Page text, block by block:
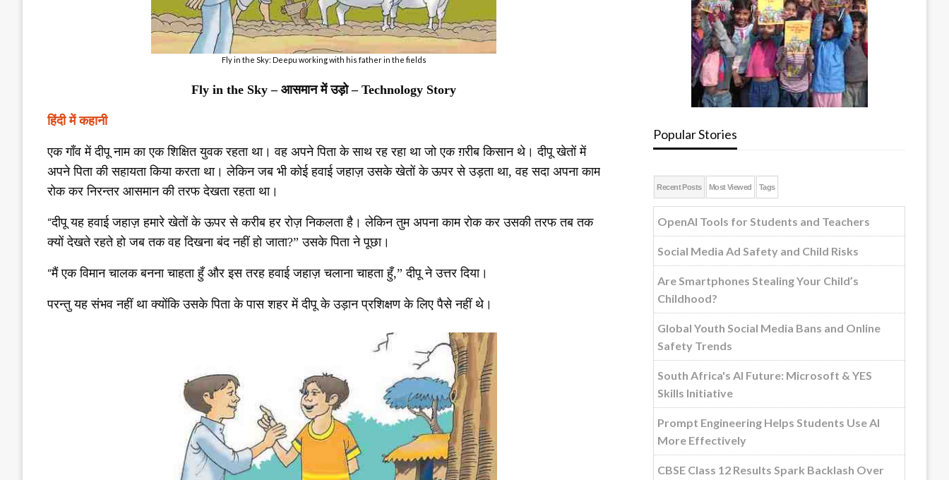
Fly in the Sky: Deepu working with his father in the fields
Fly in the Sky –आसमान में उड़ो– Technology Story
हिंदी में कहानी
एक गाँव में दीपू नाम का एक शिक्षित युवक रहता था। वह अपने पिता के साथ रह रहा था जो एक ग़रीब किसान थे। दीपू खेतों में
अपने पिता की सहायता किया करता था। लेकिन जब भी कोई हवाई जहाज़ उसके खेतों के ऊपर से उड़ता था,वह सदा अपना काम
रोक कर निरन्तर आसमान की तरफ देखता रहता था।
“दीपू यह हवाई जहाज़ हमारे खेतों के ऊपर से करीब हर रोज़ निकलता है। लेकिन तुम अपना काम रोक कर उसकी तरफ तब तक
क्यों देखते रहते हो जब तक वह दिखना बंद नहीं हो जाता?”उसके पिता ने पूछा।
“मैं एक विमान चालक बनना चाहता हुँ और इस तरह हवाई जहाज़ चलाना चाहता हुँ,”दीपू ने उत्तर दिया।
परन्तु यह संभव नहीं था क्योंकि उसके पिता के पास शहर में दीपू के उड़ान प्रशिक्षण के लिए पैसे नहीं थे।
Popular Stories
Recent Posts Most Viewed Tags
OpenAI Tools for Students and Teachers
Social Media Ad Safety and Child Risks
Are Smartphones Stealing Your Child’s
Childhood?
Global Youth Social Media Bans and Online
Safety Trends
South Africa's AI Future: Microsoft & YES
Skills Initiative
Prompt Engineering Helps Students Use AI
More Effectively
CBSE Class 12 Results Spark Backlash Over